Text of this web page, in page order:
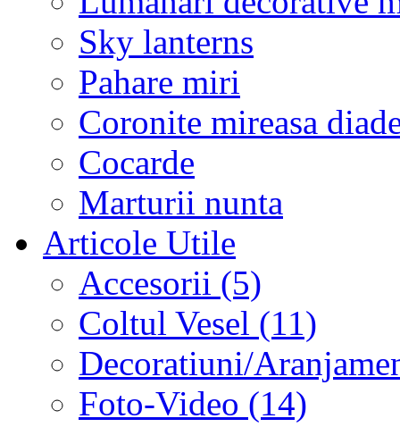
Sky lanterns
Pahare miri
Coronite mireasa
Cocarde
Marturii nunta
Articole Utile
Accesorii (5)
Coltul Vesel (11)
Decoratiuni/
Foto-Video (14)